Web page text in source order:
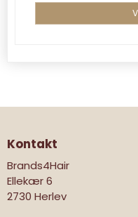
Kontakt
Brands4Hair
Ellekær 6
2730 Herlev